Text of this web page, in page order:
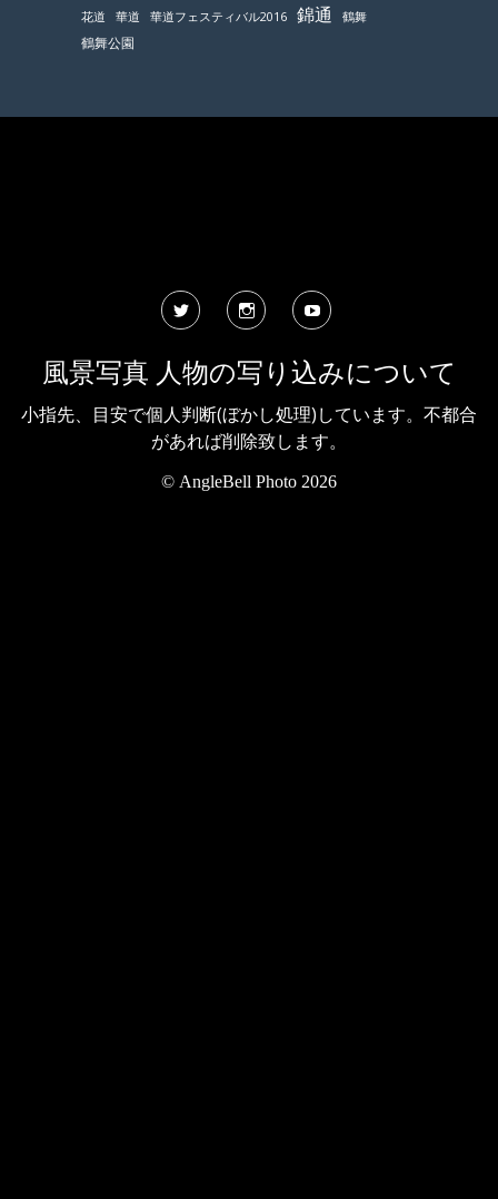
花道 華道 華道フェスティバル2016 錦通 鶴舞
鶴舞公園
風景写真 人物の写り込みについて
小指先、目安で個人判断(ぼかし処理)しています。不都合
があれば削除致します。
© AngleBell Photo 2026